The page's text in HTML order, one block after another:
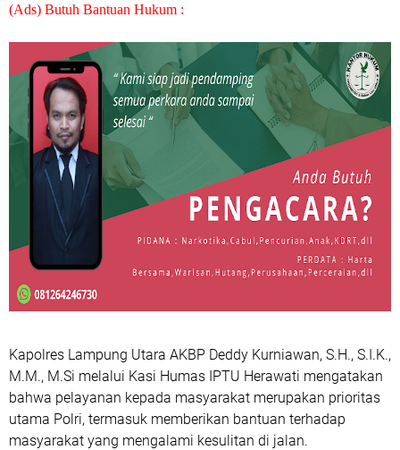
(Ads) Butuh Bantuan Hukum :
Kapolres Lampung Utara AKBP Deddy Kurniawan, S.H., S.I.K.,
M.M., M.Si melalui Kasi Humas IPTU Herawati mengatakan
bahwa pelayanan kepada masyarakat merupakan prioritas
utama Polri, termasuk memberikan bantuan terhadap
masyarakat yang mengalami kesulitan di jalan.